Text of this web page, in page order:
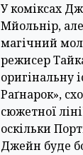
У коміксах
Мйольнір,
магічний
режисер
оригінальну
Раґнарок»,
сюжетної
оскільки
Джейн буде